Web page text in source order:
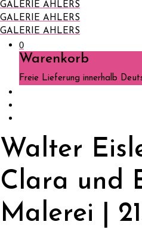
GALERIE AHLERS
GALERIE AHLERS
GALERIE AHLERS
0
Warenkorb
Freie Lieferung innerhalb
Walter
Clara und
Malerei |